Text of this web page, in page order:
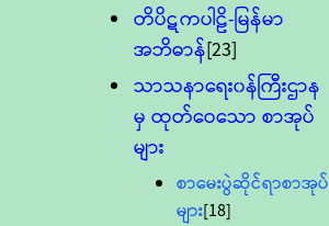
တိပိဋကပါဠိ-မြန်မာ
အဘိဓာန်[23]
သာသနာရေး၀န်ကြီးဌာန
မှ ထုတ်ဝေသော စာအုပ်
များ
စာမေးပွဲဆိုင်ရာစာအုပ်
များ[18]